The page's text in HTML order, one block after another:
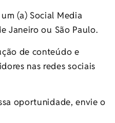
(a) Social Media
Janeiro ou São Paulo.
de conteúdo e
nas redes sociais
oportunidade, envie o